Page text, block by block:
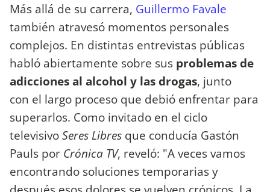
Más allá de su carrera, Guillermo Favale
también atravesó momentos personales
complejos. En distintas entrevistas públicas
habló abiertamente sobre sus problemas de
adicciones al alcohol y las drogas, junto
con el largo proceso que debió enfrentar para
superarlos. Como invitado en el ciclo
televisivoSeres Libres que conducía Gastón
Pauls por Crónica TV, reveló: "A veces vamos
encontrando soluciones temporarias y